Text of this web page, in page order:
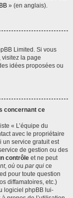
» (en anglais).
Limited. Si vous
visitez la page
idées proposées ou
concernant ce
« L’équipe du
avec le propriétaire
un service gratuit est
de gestion ou des
contrôle et ne peut
, où ou par qui ce
pour toute question
diffamatoires, etc.)
logiciel phpBB lui-